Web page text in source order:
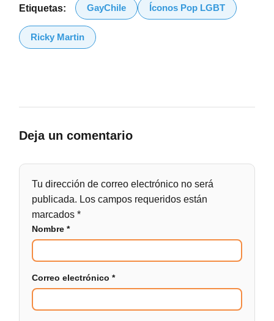
Etiquetas: GayChile Íconos Pop LGBT
Ricky Martin
Deja un comentario
Tu dirección de correo electrónico no será
publicada. Los campos requeridos están
marcados*
Nombre*
Correo electrónico*